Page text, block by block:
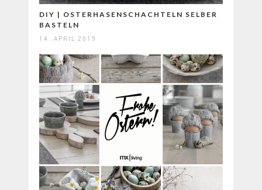
DIY | OSTERHASENSCHACHTELN SELBER
BASTELN
14. APRIL 2019